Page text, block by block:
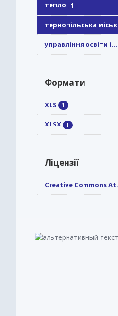
тепло 1
тернопільська
управління освіти і...
Формати
XLS 1
XLSX 1
Ліцензії
Creative Commons